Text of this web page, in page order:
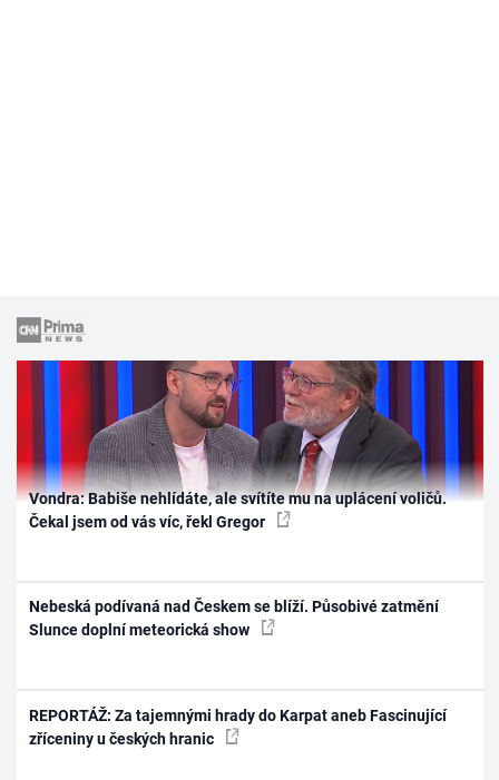
Vondra: Babiše nehlídáte, ale svítíte mu na uplácení voličů.
Čekal jsem od vás víc, řekl Gregor
Nebeská podívaná nad Českem se blíží. Působivé zatmění
Slunce doplní meteorická show
REPORTÁŽ: Za tajemnými hrady do Karpat aneb Fascinující
zříceniny u českých hranic